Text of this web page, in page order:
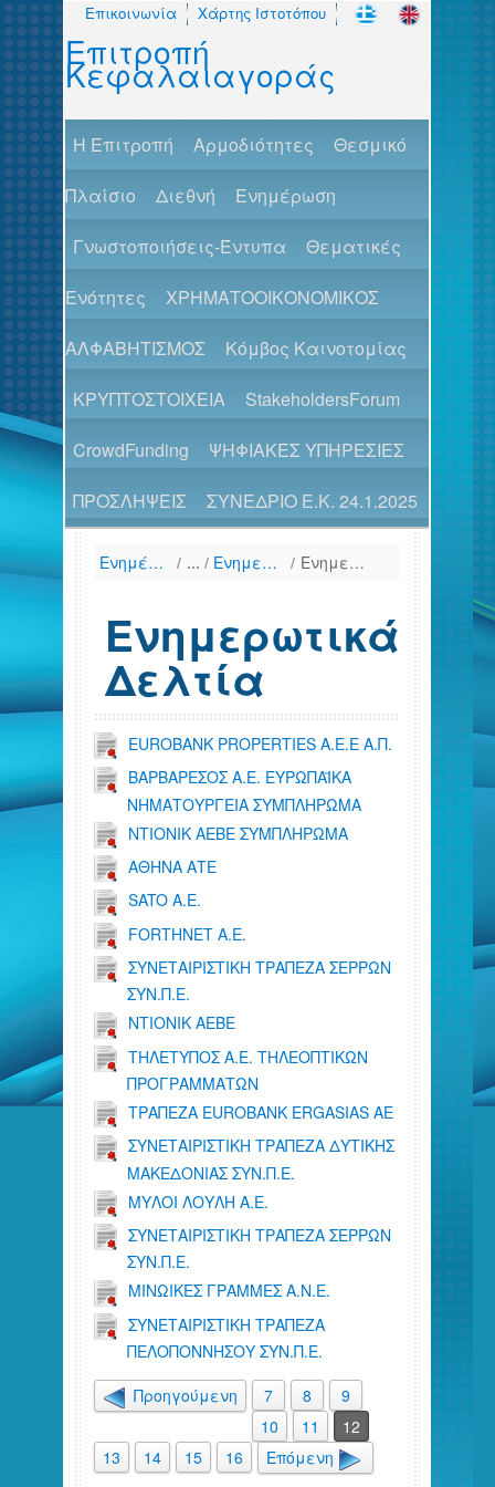
Επικοινωνία Χάρτης Ιστοτόπου
Επιτροπή
Κεφαλαιαγοράς
H Επιτροπή Αρμοδιότητες
Θεσμικό
Πλαίσιο
Διεθνή
Ενημέρωση
Γνωστοποιήσεις-Έντυπα
Θεματικές
Ενότητες
ΧΡΗΜΑΤΟΟΙΚΟΝΟΜΙΚΟΣ
ΑΛΦΑΒΗΤΙΣΜΟΣ
Κόμβος Καινοτομίας
ΚΡΥΠΤΟΣΤΟΙΧΕΙΑ
StakeholdersForum
CrowdFunding
ΨΗΦΙΑΚΕΣ ΥΠΗΡΕΣΙΕΣ
ΠΡΟΣΛΗΨΕΙΣ
ΣΥΝΕΔΡΙΟ Ε.Κ. 24.1.2025
Ενημέρωση / Ενημερωτικά Δελτία & Πληροφοριακά Δελτία, 12μήνου / Ενημερωτικά Δελτία
Ενημερωτικά
Δελτία
EUROBANK PROPERTIES Α.Ε.Ε Α.Π.
ΒΑΡΒΑΡΕΣΟΣ Α.Ε. ΕΥΡΩΠΑΪΚΑ
ΝΗΜΑΤΟΥΡΓΕΙΑ ΣΥΜΠΛΗΡΩΜΑ
ΝΤΙΟΝΙΚ ΑΕΒΕ ΣΥΜΠΛΗΡΩΜΑ
ΑΘΗΝΑ AΤE
SATO A.E.
FORTHNET Α.Ε.
ΣΥΝΕΤΑΙΡΙΣΤΙΚΗ ΤΡΑΠΕΖΑ ΣΕΡΡΩΝ
ΣΥΝ.Π.Ε.
ΝΤΙΟΝΙΚ ΑΕΒΕ
ΤΗΛΕΤΥΠΟΣ Α.Ε. ΤΗΛΕΟΠΤΙΚΩΝ
ΠΡΟΓΡΑΜΜΑΤΩΝ
ΤΡΑΠΕΖΑ EUROBANK ERGASIAS AE
ΣΥΝΕΤΑΙΡΙΣΤΙΚΗ ΤΡΑΠΕΖΑ ΔΥΤΙΚΗΣ
ΜΑΚΕΔΟΝΙΑΣ ΣΥΝ.Π.Ε.
ΜΥΛΟΙ ΛΟΥΛΗ Α.Ε.
ΣΥΝΕΤΑΙΡΙΣΤΙΚΗ ΤΡΑΠΕΖΑ ΣΕΡΡΩΝ
ΣΥΝ.Π.Ε.
ΜΙΝΩΙΚΕΣ ΓΡΑΜΜΕΣ Α.Ν.Ε.
ΣΥΝΕΤΑΙΡΙΣΤΙΚΗ ΤΡΑΠΕΖΑ
ΠΕΛΟΠΟΝΝΗΣΟΥ ΣΥΝ.Π.Ε.
Προηγούμενη
7 8
9
10
11
12
13
14 15 16 Επόμενη